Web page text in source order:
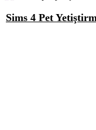
Sims 4 Pet